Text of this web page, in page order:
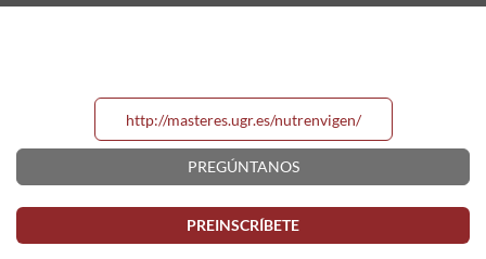
http://masteres.ugr.es/nutrenvigen/
PREGÚNTANOS
PREINSCRÍBETE